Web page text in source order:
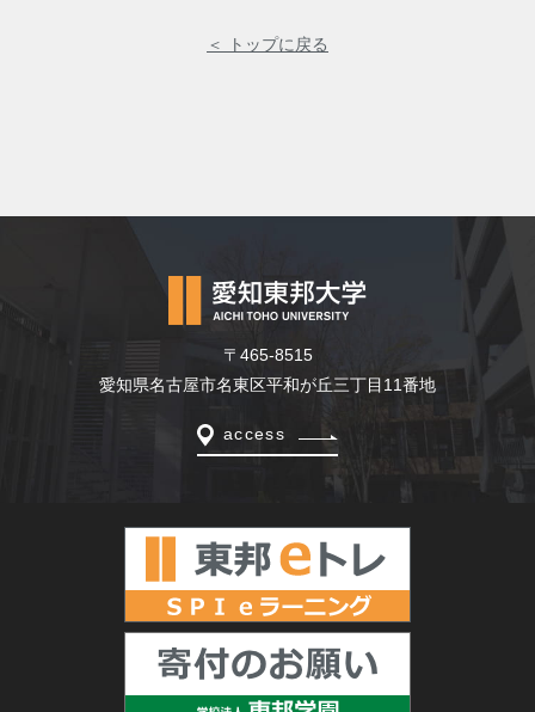
＜ トップに戻る
〒465-8515
愛知県名古屋市名東区平和が丘三丁目11番地
access